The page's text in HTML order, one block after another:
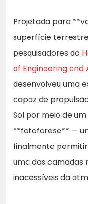
Projetada para
superfície
pesquisadores do
of Engineering and
desenvolveu uma
capaz de
Sol por meio de
**fotoforese** —
finalmente
uma das camadas
inacessíveis da